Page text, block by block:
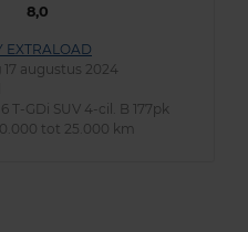
8,0
EXTRALOAD
17 augustus 2024
T-GDi SUV 4-cil. B 177pk
tot 25.000 km